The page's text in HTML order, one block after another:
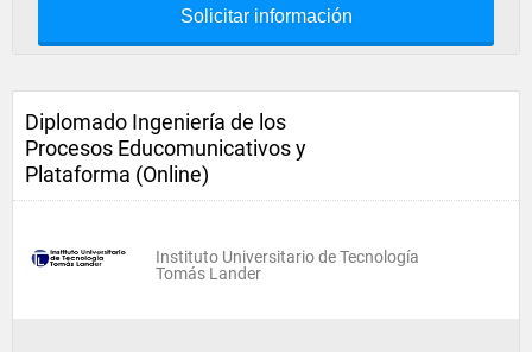
Solicitar información
Diplomado Ingeniería de los
Procesos Educomunicativos y
Plataforma (Online)
Instituto Universitario de Tecnología
Tomás Lander